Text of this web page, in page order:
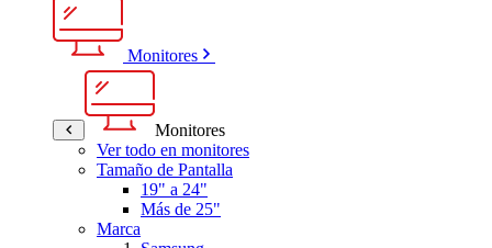
Monitores
Monitores
Ver todo en monitores
Tamaño de Pantalla
19" a 24"
Más de 25"
Marca